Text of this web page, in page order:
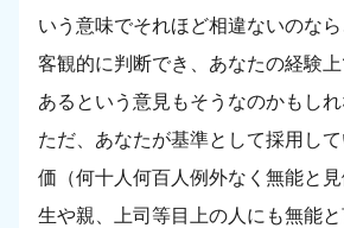
いう意味でそれほど相違ないのな
客観的に判断でき、あなたの経験
あるという意見もそうなのかもしれ
ただ、あなたが基準として採用し
価（何十人何百人例外なく無能と
生や親、上司等目上の人にも無能